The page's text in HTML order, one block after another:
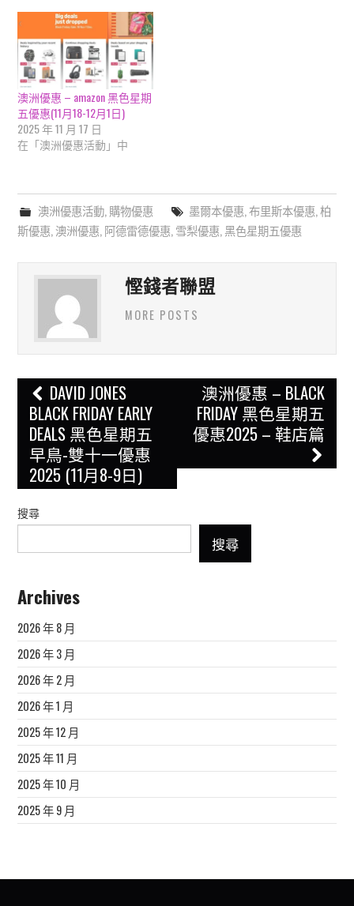
澳洲優惠 – amazon 黑色星期
五優惠(11月18-12月1日)
2025 年 11 月 17 日
在「澳洲優惠活動」中
澳洲優惠活動, 購物優惠 墨爾本優惠, 布里斯本優惠, 柏
斯優惠 澳洲優惠 阿德雷德優惠 雪梨優惠 黑色星期五優惠
慳錢者聯盟
MORE POSTS
Post
navigation
DAVID JONES
BLACK FRIDAY EARLY
DEALS 黑色星期五
早鳥-雙十一優惠
2025 (11月8-9日)
澳洲優惠 – BLACK
FRIDAY 黑色星期五
優惠2025 – 鞋店篇
搜尋
搜尋
Archives
2026 年 8 月
2026 年 3 月
2026 年 2 月
2026 年 1 月
2025 年 12 月
2025 年 11 月
2025 年 10 月
2025 年 9 月